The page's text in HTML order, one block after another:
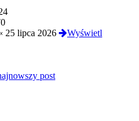
25 lipca 2026
Wyświetl
post